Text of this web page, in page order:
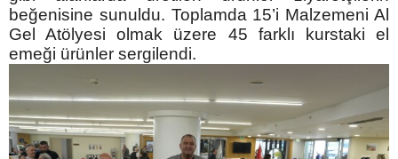
beğenisine sunuldu. Toplamda 15’i Malzemeni Al
Gel Atölyesi olmak üzere 45 farklı kurstaki el
emeği ürünler sergilendi.